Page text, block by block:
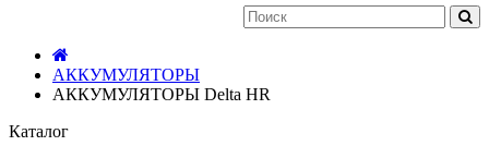
АККУМУЛЯТОРЫ
АККУМУЛЯТОРЫ Delta HR
Каталог